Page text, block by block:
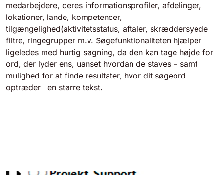
medarbejdere, deres informationsprofiler, afdelinger,
lokationer, lande, kompetencer,
tilgængelighed(aktivitetsstatus, aftaler, skræddersyede
filtre, ringegrupper m.v. Søgefunktionaliteten hjælper
ligeledes med hurtig søgning, da den kan tage højde for
ord, der lyder ens, uanset hvordan de staves – samt
mulighed for at finde resultater, hvor dit søgeord
optræder i en større tekst.